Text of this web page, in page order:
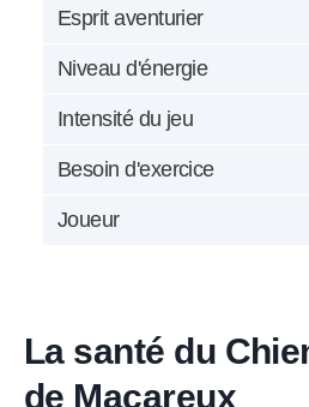
Esprit aventurier
Niveau d'énergie
Intensité du jeu
Besoin d'exercice
Joueur
La santé du
de Macareux